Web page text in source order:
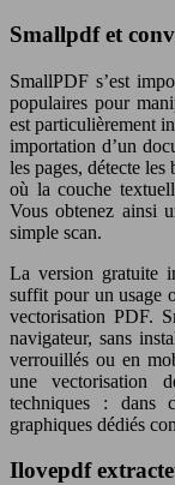
Smallpdf et
SmallPDF s’est
populaires pour
est particulièrement
importation d’un
les pages, détecte les
où la couche
Vous obtenez ainsi
simple scan.
La version gratuite
suffit pour un usage
vectorisation PDF.
navigateur, sans
verrouillés ou en
une vectorisation
techniques : dans
graphiques dédiés
Ilovepdf